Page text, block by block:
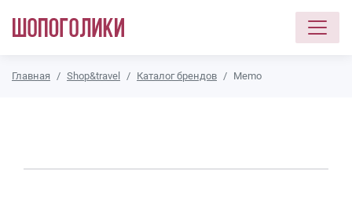
Главная Shop&travel Каталог брендов Memo